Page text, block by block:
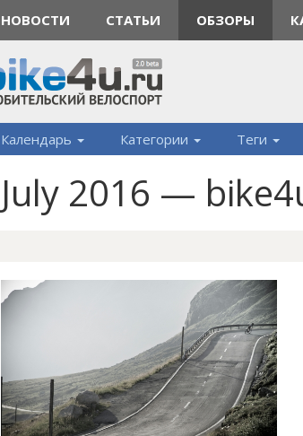
НОВОСТИ СТАТЬИ ОБЗОРЫ
Календарь Категории Теги
July 2016 —